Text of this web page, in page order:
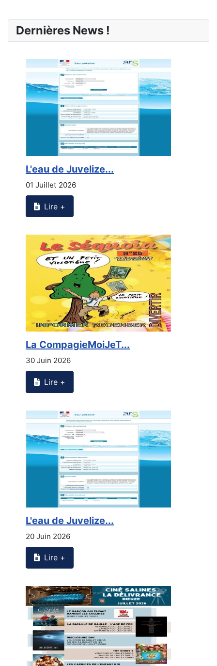
Dernières News !
L'eau de Juvelize...
01 Juillet 2026
Lire +
La CompagieMoiJeT...
30 Juin 2026
Lire +
L'eau de Juvelize...
20 Juin 2026
Lire +